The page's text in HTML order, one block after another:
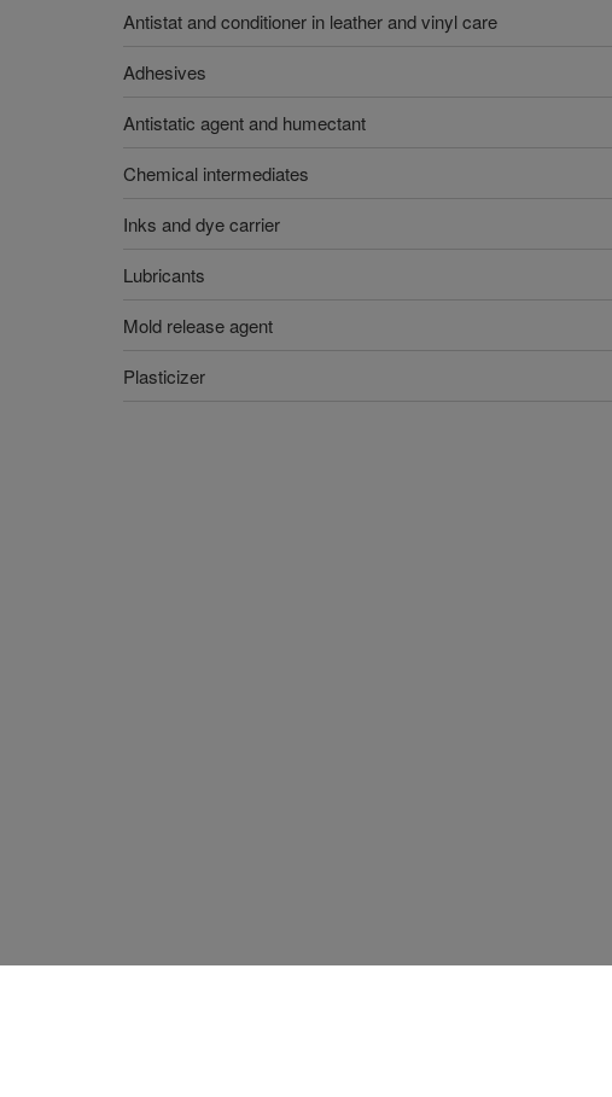
Antistat and conditioner in leather and vinyl care
Adhesives
Antistatic agent and humectant
Chemical intermediates
Inks and dye carrier
Lubricants
Mold release agent
Plasticizer